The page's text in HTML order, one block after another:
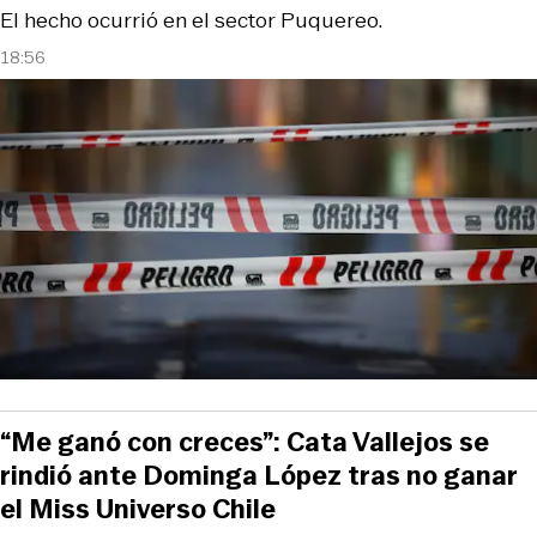
18:56
El hecho ocurrió en el sector Puquereo.
“Me ganó con creces”: Cata Vallejos se
rindió ante Dominga López tras no ganar
el Miss Universo Chile